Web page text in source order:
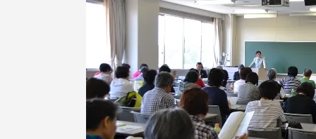
グローバル大学へ向けた取り組
みのための基本理念
語学教育センター